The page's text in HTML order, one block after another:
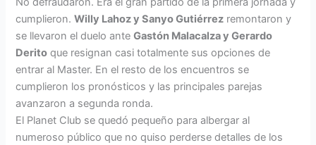
cumplieron.Willy Lahoz y Sanyo Gutiérrez remontaron y
se llevaron el duelo anteGastón Malacalza y Gerardo
Derito que resignan casi totalmente sus opciones de
entrar al Master. En el resto de los encuentros se
cumplieron los pronósticos y las principales parejas
avanzaron a segunda ronda.
El Planet Club se quedó pequeño para albergar al
numeroso público que no quiso perderse detalles de los